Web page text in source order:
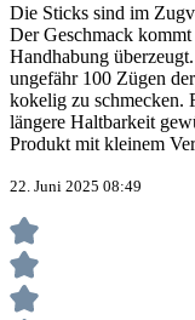
Die Sticks sind im
Der Geschmack
Handhabung
ungefähr 100 Zügen
kokelig zu schmecken.
längere Haltbarkeit
Produkt mit kleinem
22. Juni 2025 08:49